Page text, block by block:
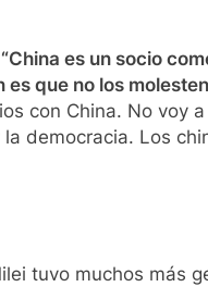
“China es un socio
que no los
con China. No voy
democracia. Los
tuvo muchos más